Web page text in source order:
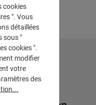
cookies
". Vous
détaillées
sous "
cookies ".
modifier
votre
des